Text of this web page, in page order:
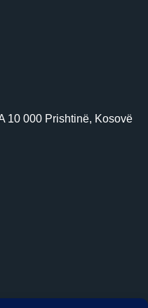
10 000 Prishtinë, Kosovë